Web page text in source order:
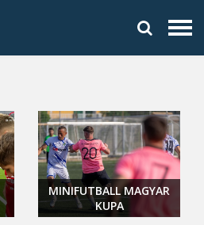
MINIFUTBALL MAGYAR
KUPA